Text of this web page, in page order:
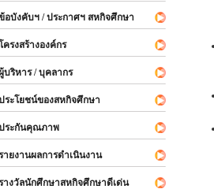
งคับฯ / ประกาศฯ สหกิจศึกษา
งสร้างองค์กร
ริหาร / บุคลากร
ะโยชน์ของสหกิจศึกษา
ะกันคุณภาพ
งานผลการดำเนินงาน
งวัลนักศึกษาสหกิจศึกษาดีเด่น